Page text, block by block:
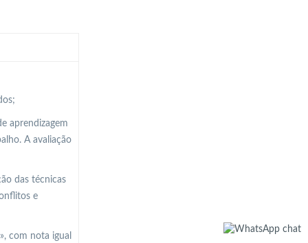
aprendizagem
A avaliação
das técnicas
e
com nota igual